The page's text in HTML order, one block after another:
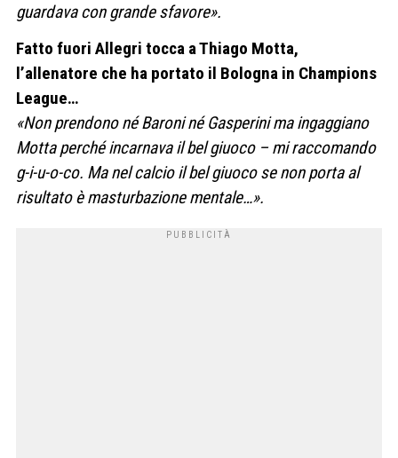
guardava con grande sfavore».
Fatto fuori Allegri tocca a Thiago Motta,
l’allenatore che ha portato il Bologna in Champions
League…
«Non prendono né Baroni né Gasperini ma ingaggiano
Motta perché incarnava il bel giuoco – mi raccomando
g-i-u-o-co. Ma nel calcio il bel giuoco se non porta al
risultato è masturbazione mentale…».